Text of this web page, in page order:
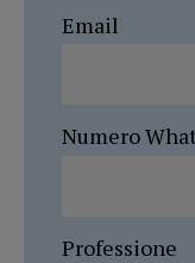
Email
Numero
Professione